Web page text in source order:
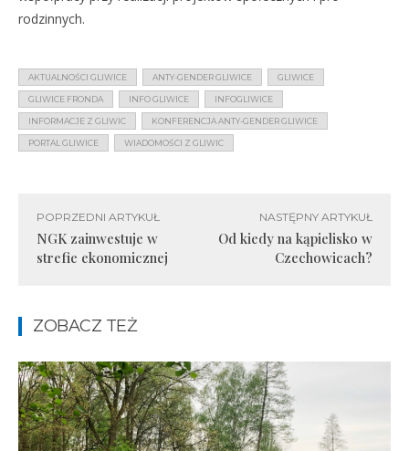
rodzinnych.
AKTUALNOŚCI GLIWICE ANTY-GENDER GLIWICE GLIWICE
GLIWICE FRONDA INFO GLIWICE INFOGLIWICE
INFORMACJE Z GLIWIC KONFERENCJA ANTY-GENDER GLIWICE
PORTAL GLIWICE WIADOMOŚCI Z GLIWIC
POPRZEDNI ARTYKUŁ
NGK zainwestuje w
strefie ekonomicznej
NASTĘPNY ARTYKUŁ
Od kiedy na kąpielisko w
Czechowicach?
ZOBACZ TEŻ